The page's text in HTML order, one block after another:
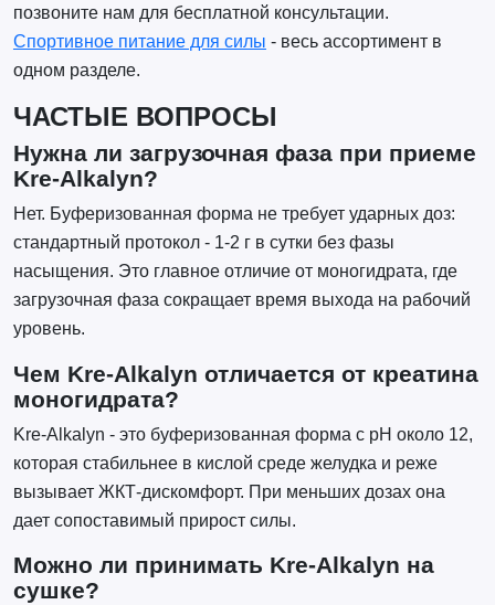
позвоните нам для бесплатной консультации.
Спортивное питание для силы - весь ассортимент в
одном разделе.
ЧАСТЫЕ ВОПРОСЫ
Нужна ли загрузочная фаза при приеме
Kre-Alkalyn?
Нет. Буферизованная форма не требует ударных доз:
стандартный протокол - 1-2 г в сутки без фазы
насыщения. Это главное отличие от моногидрата, где
загрузочная фаза сокращает время выхода на рабочий
уровень.
Чем Kre-Alkalyn отличается от креатина
моногидрата?
Kre-Alkalyn - это буферизованная форма с pH около 12,
которая стабильнее в кислой среде желудка и реже
вызывает ЖКТ-дискомфорт. При меньших дозах она
дает сопоставимый прирост силы.
Можно ли принимать Kre-Alkalyn на
сушке?